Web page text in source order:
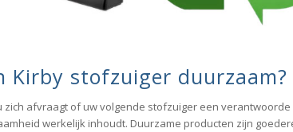
Kirby stofzuiger duurzaam?
zich afvraagt of uw volgende stofzuiger een
werkelijk inhoudt. Duurzame producten zijn